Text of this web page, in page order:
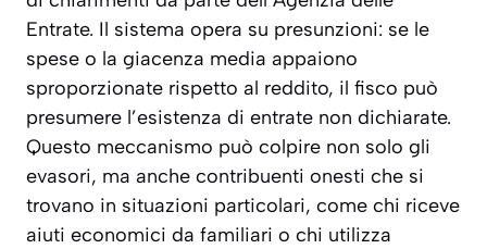
Entrate. Il sistema opera su presunzioni: se le
spese o la giacenza media appaiono
sproporzionate rispetto al reddito, il fisco può
presumere l’esistenza di entrate non dichiarate.
Questo meccanismo può colpire non solo gli
evasori, ma anche contribuenti onesti che si
trovano in situazioni particolari, come chi riceve
aiuti economici da familiari o chi utilizza